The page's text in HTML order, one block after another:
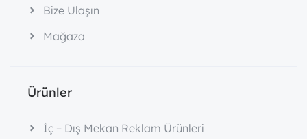
Bize Ulaşın
Mağaza
Ürünler
İç – Dış Mekan Reklam Ürünleri